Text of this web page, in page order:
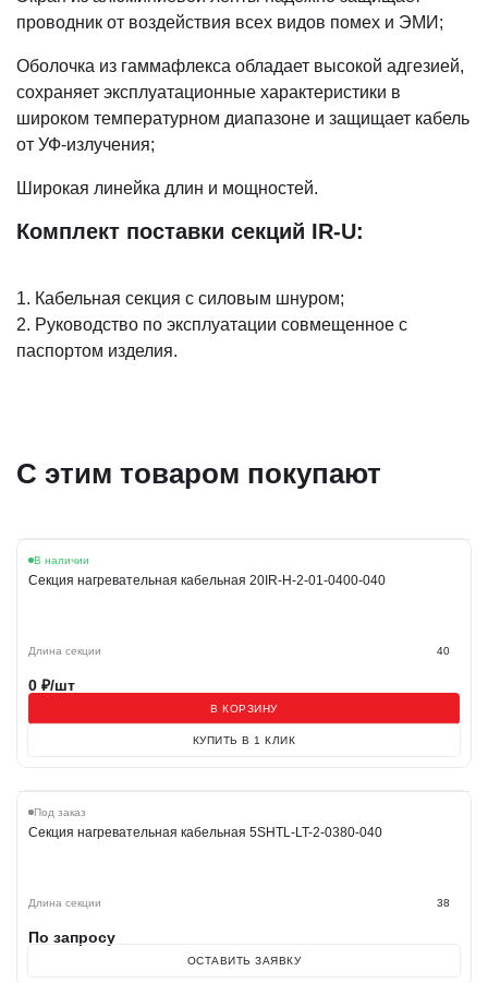
проводник от воздействия всех видов помех и ЭМИ;
Оболочка из гаммафлекса обладает высокой адгезией,
сохраняет эксплуатационные характеристики в
широком температурном диапазоне и защищает кабель
от УФ-излучения;
Широкая линейка длин и мощностей.
Комплект поставки секций IR-U:
1. Кабельная секция с силовым шнуром;
2. Руководство по эксплуатации совмещенное с
паспортом изделия.
С этим товаром покупают
В наличии
Секция нагревательная кабельная 20IR-H-2-01-0400-040
Длина секции 40
0 ₽/шт
В КОРЗИНУ
КУПИТЬ В 1 КЛИК
Под заказ
Секция нагревательная кабельная 5SHTL-LT-2-0380-040
Длина секции 38
По запросу
ОСТАВИТЬ ЗАЯВКУ